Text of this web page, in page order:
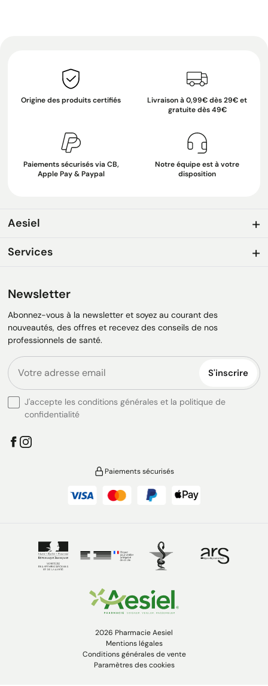
Origine des produits certifiés
Livraison à 0,99€ dès 29€ et
gratuite dès 49€
Paiements sécurisés via CB,
Apple Pay & Paypal
Notre équipe est à votre
disposition
Aesiel
Services
Newsletter
Abonnez-vous à la newsletter et soyez au courant des
nouveautés, des offres et recevez des conseils de nos
professionnels de santé.
S'inscrire
J'accepte les conditions générales et la politique de
confidentialité
Paiements sécurisés
2026 Pharmacie Aesiel
Mentions légales
Conditions générales de vente
Paramètres des cookies